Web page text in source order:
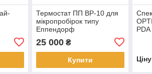
Термостат ПП ВР-10 для
мікропробірок типу
Еппендорф
25 000₴
Купити
PDA